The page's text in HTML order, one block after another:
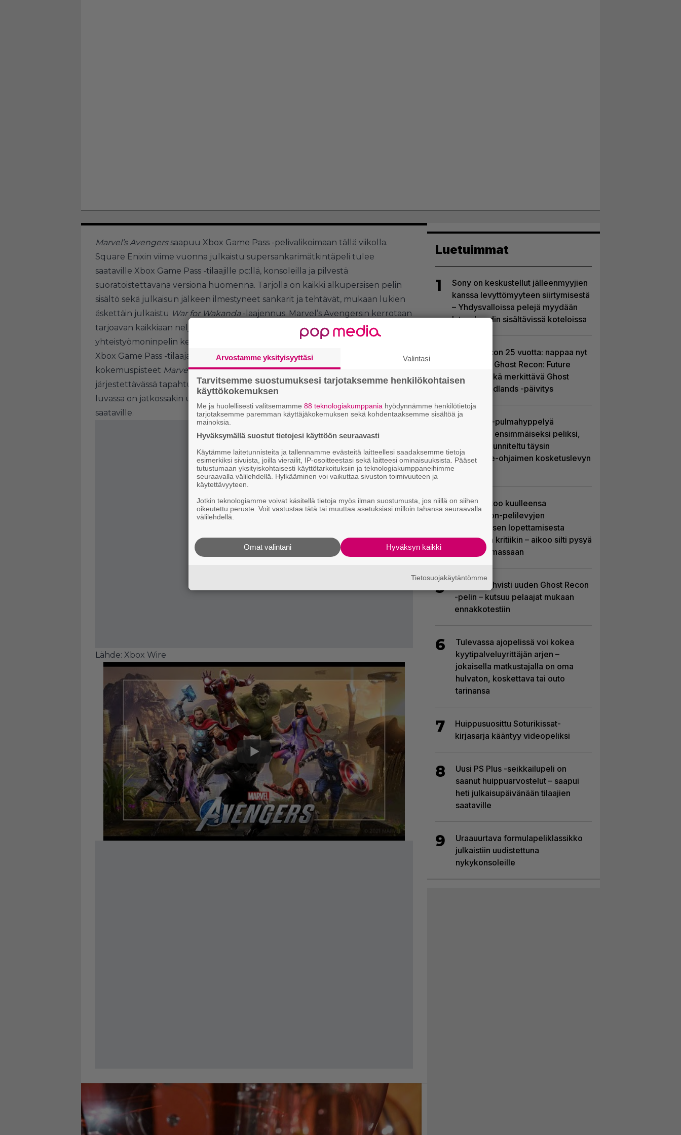
Marvel’s Avengers saapuu Xbox Game Pass -pelivalikoimaan tällä viikolla.
Square Enixin viime vuonna julkaistu supersankarimätkintäpeli tulee
saataville Xbox Game Pass -tilaajille pc:llä, konsoleilla ja pilvestä
suoratoistettavana versiona huomenna. Tarjolla on kaikki alkuperäisen pelin
sisältö sekä julkaisun jälkeen ilmestyneet sankarit ja tehtävät, mukaan lukien
äskettäin julkaistu War for Wakanda -laajennus. Marvel’s Avengersin kerrotaan
tarjoavan kaikkiaan neljä tarinakampanjaa sekä neljän hengen
yhteistyömoninpelin kehittyvässä verkkopelimaailmassa.
Xbox Game Pass -tilaajat pääsevät myös ansaitsemaan nelinkertaiset
kokemuspisteet Marvel’s Avengersinyksivuotisjuhlan kunniaksi 30.9.-4.10.
järjestettävässä tapahtumassa. Kehittäjä Crystal Dynamicsin mukaan peliin
luvassa on jatkossakin uutta sisältöä, joka tulee myös Game Pass -tilaajien
saataville.
Lähde: Xbox Wire
Luetuimmat
1
Sony on keskustellut jälleenmyyjien
kanssa levyttömyyteen siirtymisestä
– Yhdysvalloissa pelejä myydään
latauskoodin sisältävissä koteloissa
Ghost Recon 25 vuotta: nappaa nyt
ilmaiseksi Ghost Recon: Future
Soldier sekä merkittävä Ghost
Recon Wildlands -päivitys
Uutta PS5-pulmahyppelyä
kuvaillaan ensimmäiseksi peliksi,
joka on suunniteltu täysin
DualSense-ohjaimen kosketuslevyn
4
Sony kertoo kuulleensa
PlayStation-pelilevyjen
valmistuksen lopettamisesta
nousseen kritiikin – aikoo silti pysyä
suunnitelmassaan
5
Ubisoft vahvisti uuden Ghost Recon
-pelin – kutsuu pelaajat mukaan
ennakkotestiin
6
Tulevassa ajopelissä voi kokea
kyytipalveluyrittäjän arjen –
jokaisella matkustajalla on oma
hulvaton, koskettava tai outo
tarinansa
7
Huippusuosittu Soturikissat-
kirjasarja kääntyy videopeliksi
8
Uusi PS Plus -seikkailupeli on
saanut huippuarvostelut – saapui
heti julkaisupäivänään tilaajien
saataville
9
Uraauurtava formulapeliklassikko
julkaistiin uudistettuna
nykykonsoleille
Arvostamme yksityisyyttäsi Valintasi
Tarvitsemme suostumuksesi tarjotaksemme henkilökohtaisen
käyttökokemuksen
Me ja huolellisesti valitsemamme 88 teknologiakumppania hyödynnämme henkilötietoja
tarjotaksemme paremman käyttäjäkokemuksen sekä kohdentaaksemme sisältöä ja
mainoksia.
Hyväksymällä suostut tietojesi käyttöön seuraavasti
Käytämme laitetunnisteita ja tallennamme evästeitä laitteellesi saadaksemme tietoja
esimerkiksi sivuista, joilla vierailit, IP-osoitteestasi sekä laitteesi ominaisuuksista. Pääset
tutustumaan yksityiskohtaisesti käyttötarkoituksiin ja teknologiakumppaneihimme
seuraavalla välilehdellä. Hylkääminen voi vaikuttaa sivuston toimivuuteen ja
käytettävyyteen.
Jotkin teknologiamme voivat käsitellä tietoja myös ilman suostumusta, jos niillä on siihen
oikeutettu peruste. Voit vastustaa tätä tai muuttaa asetuksiasi milloin tahansa seuraavalla
välilehdellä.
Hyväksyn kaikki
Omat valintani
Tietosuojakäytäntömme